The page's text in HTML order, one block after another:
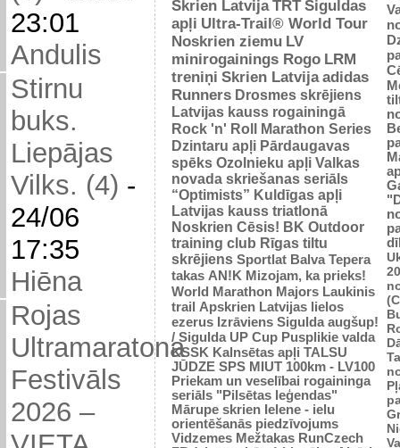
23:01
Andulis
Stirnu
buks.
Liepājas
Vilks. (4) -
24/06
17:35
Hiēna
Rojas
Ultramaratona
Festivāls
2026 –
Skrien Latvija TRT Siguldas
apļi Ultra-Trail® World Tour
Noskrien ziemu LV
minirogainings Rogo LRM
treniņi Skrien Latvija adidas
Runners Drosmes skrējiens
Latvijas kauss rogainingā
Rock 'n' Roll Marathon Series
Dzintaru apļi Pārdaugavas
spēks Ozolnieku apļi Valkas
novada skriešanas seriāls
“Optimists” Kuldīgas apļi
Latvijas kauss triatlonā
Noskrien Cēsis! BK Outdoor
training club Rīgas tiltu
skrējiens Sportlat Balva Tepera
takas AN!K Mizojam, ka prieks!
World Marathon Majors Laukinis
trail Apskrien Latvijas lielos
ezerus Izrāviens Sigulda augšup!
/ Sigulda UP Cup Pusplikie valda
KSSK Kalnsētas apļi TALSU
JŪDZE SPS MIUT 100km - LV100
Priekam un veselībai rogaininga
seriāls "Pilsētas leģendas"
Mārupe skrien Ielene - ielu
orientēšanās piedzīvojums
Vidzemes Mežtakas RunCzech